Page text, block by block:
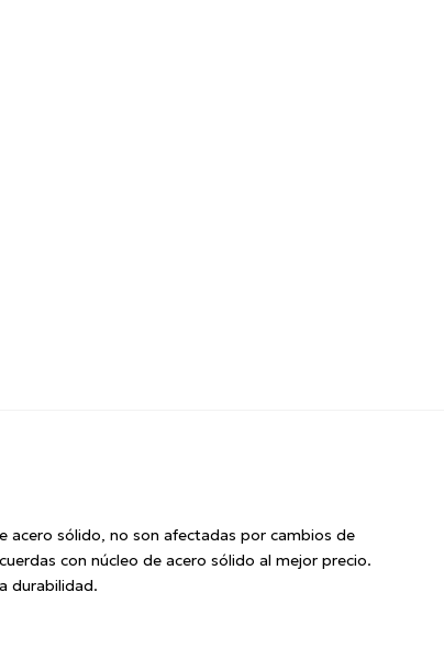
acero sólido, no son afectadas por cambios de
con núcleo de acero sólido al mejor precio.
durabilidad.